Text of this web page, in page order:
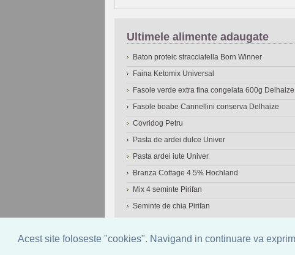
Acest site foloseste "cookies". Navigand in continuare va
Ultimele alimente adaugate
Baton proteic stracciatella Born Winner
Faina Ketomix Universal
Fasole verde extra fina congelata 600g
Fasole boabe Cannellini conserva Delhaize
Covridog Petru
Pasta de ardei dulce Univer
Pasta ardei iute Univer
Branza Cottage 4.5% Hochland
Mix 4 seminte Pirifan
Seminte de chia Pirifan
© 2006-2026 OneDen.com|Cautare avansata de